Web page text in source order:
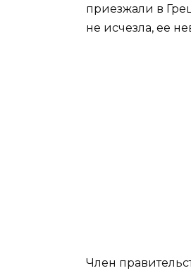
приезжали в
не исчезла, ее
Член